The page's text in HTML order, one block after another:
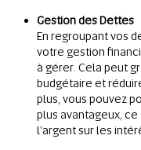
Gestion des Dettes
En regroupant vos
votre gestion
à gérer. Cela peut
budgétaire et
plus, vous pouvez
plus avantageux,
l'argent sur les